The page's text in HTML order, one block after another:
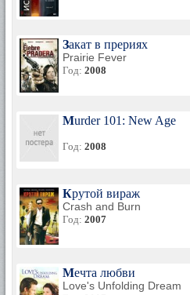
Закат в прериях
Prairie Fever
Год: 2008
Murder 101: New Age
Год: 2008
Крутой вираж
Crash and Burn
Год: 2007
Мечта любви
Love's Unfolding Dream